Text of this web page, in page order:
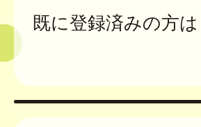
既に登録済みの方は